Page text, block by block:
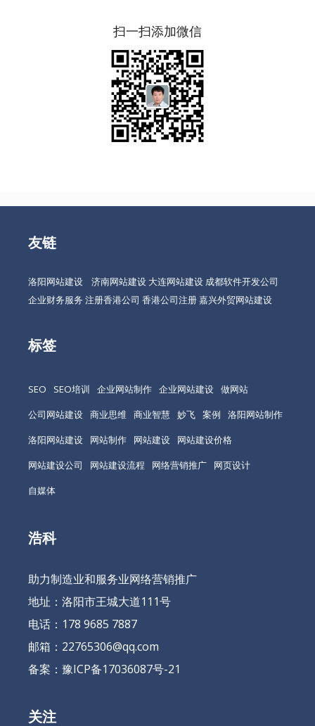
扫一扫添加微信
友链
洛阳网站建设 济南网站建设 大连网站建设 成都软件开发公司
企业财务服务 注册香港公司 香港公司注册嘉兴外贸网站建设
标签
SEO SEO培训 企业网站制作 企业网站建设 做网站
公司网站建设 商业思维 商业智慧 妙飞 案例
洛阳网站制作
洛阳网站建设
网站制作 网站建设
网站建设价格
网站建设公司
网站建设流程 网络营销推广
网页设计
自媒体
浩科
助力制造业和服务业网络营销推广
地址：洛阳市王城大道111号
电话：178 9685 7887
邮箱：22765306@qq.com
备案： 豫ICP备17036087号-21
关注